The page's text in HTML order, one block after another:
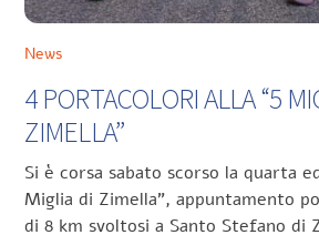
News
4 PORTACOLORI ALLA “5
ZIMELLA”
Si è corsa sabato scorso la quarta
Miglia di Zimella”, appuntamento
di 8 km svoltosi a Santo Stefano di